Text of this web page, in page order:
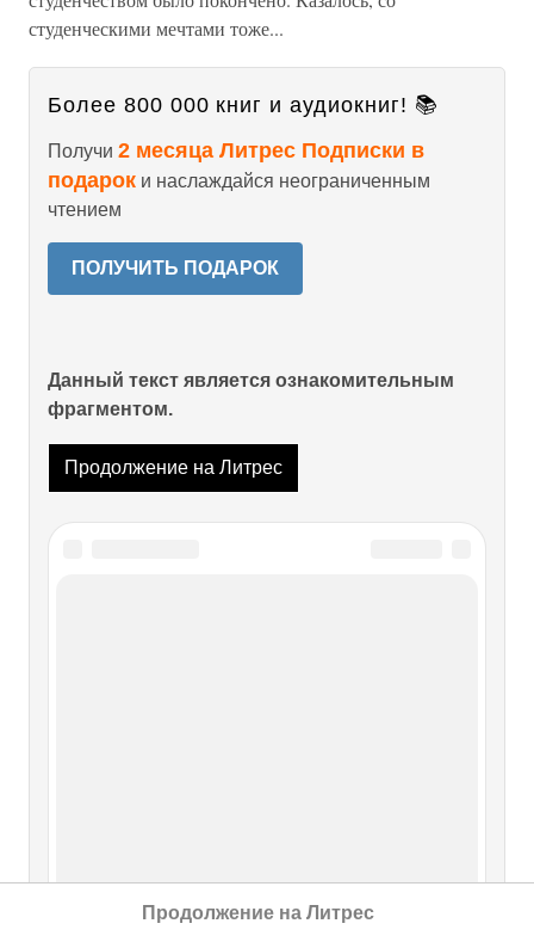
студенческими мечтами тоже...
Более 800 000 книг и аудиокниг! 📚
Получи 2 месяца Литрес Подписки в
подарок и наслаждайся неограниченным
чтением
ПОЛУЧИТЬ ПОДАРОК
Данный текст является ознакомительным
фрагментом.
Продолжение на Литрес
Продолжение на Литрес